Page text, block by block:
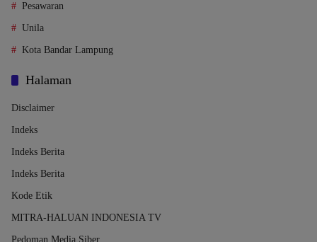
Pesawaran
Unila
Kota Bandar Lampung
Halaman
Disclaimer
Indeks
Indeks Berita
Indeks Berita
Kode Etik
MITRA-HALUAN INDONESIA TV
Pedoman Media Siber